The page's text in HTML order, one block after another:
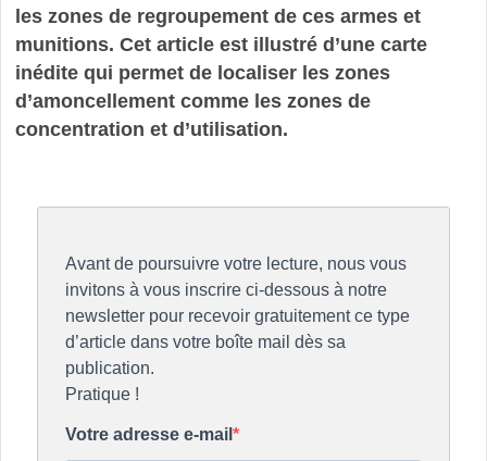
les zones de regroupement de ces armes et
munitions. Cet article est illustré d’une carte
inédite qui permet de localiser les zones
d’amoncellement comme les zones de
concentration et d’utilisation.